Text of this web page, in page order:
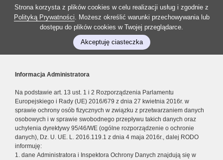
Strona korzysta z plików cookies w celu realizacji usług i zgodnie z
Polityką Prywatności. Możesz określić warunki przechowywania lub
dostępu do plików cookies w Twojej przeglądarce.
Akceptuję ciasteczka
Informacja Administratora
Na podstawie art. 13 ust. 1 i 2 Rozporządzenia Parlamentu
Europejskiego i Rady (UE) 2016/679 z dnia 27 kwietnia 2016r. w
sprawie ochrony osób fizycznych w związku z przetwarzaniem danych
osobowych i w sprawie swobodnego przepływu takich danych oraz
uchylenia dyrektywy 95/46/WE (ogólne rozporządzenie o ochronie
danych), Dz. U. UE. L. 2016.119.1 z dnia 4 maja 2016r., dalej RODO
informuję:
1. dane Administratora i Inspektora Ochrony Danych znajdują się w